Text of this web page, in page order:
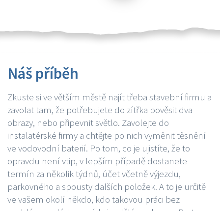
Náš příběh
Zkuste si ve větším městě najít třeba stavební firmu a
zavolat tam, že potřebujete do zítřka pověsit dva
obrazy, nebo připevnit světlo. Zavolejte do
instalatérské firmy a chtějte po nich vyměnit těsnění
ve vodovodní baterií. Po tom, co je ujistíte, že to
opravdu není vtip, v lepším případě dostanete
termín za několik týdnů, účet včetně výjezdu,
parkovného a spousty dalších položek. A to je určitě
ve vašem okolí někdo, kdo takovou práci bez